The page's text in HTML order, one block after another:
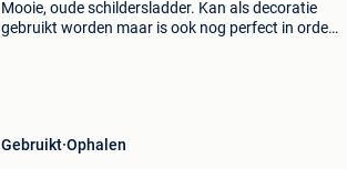
Mooie, oude schildersladder. Kan als decoratie
gebruikt worden maar is ook nog perfect in orde
Gebruikt Ophalen